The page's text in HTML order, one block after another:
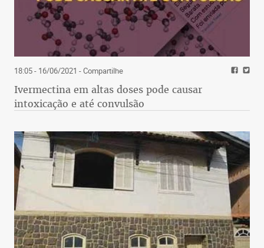
18:05 - 16/06/2021 - Compartilhe
Ivermectina em altas doses pode causar
intoxicação e até convulsão